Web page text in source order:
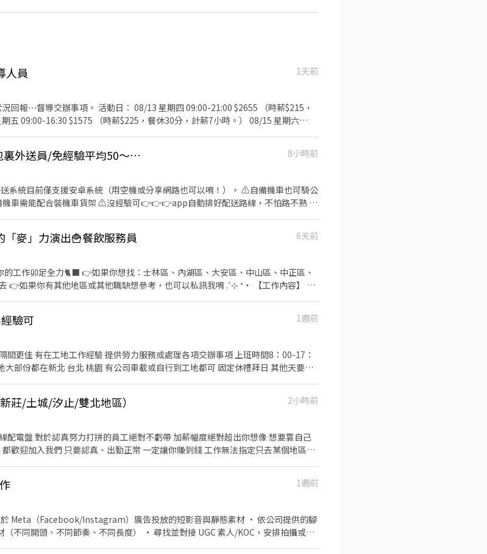
人員
1天前
星期四 09:00-21:00 $2655 （時薪$215，
👍 可週領現💖內湖、汐止🦐蝦皮包裏外送員/免經驗平均50～80K，公司車
8小時前
系統目前僅支援安卓系統（用空機或分享網路也可以唷！）。 ⚠️自備機車也可騎公
車需能配合裝機車貨架 ⚠️沒經驗可👉👉👉app自動排好配送路線，不怕路不熟 ⚠️
命努力送（挑戰極限）：$80,000 ~ $180,000 元 + 額外加碼獎金！
號準時發薪（可匯款/領現），亦可配合【每週領薪】，週週有錢花！
━━━━━━━━━━━━━━━━━ 台北市、新北
和、中和、新店、三重、新莊、樹林、土城、淡水、信義、大同、萬華、松山、中
，馬上幫你保留就近站點！ ━━━━━━━━━━━━━━━━━ 📩
歷（1分鐘完成，快速安排送審）： 👉https://reurl.cc/V292KN 🔒 【隱私防線】
址）錄取前皆可先不填！ ➋加入留言： 👉https://lin.ee/OBnhVN5 私訊留下 ⌜姓
麥」力演出🍟餐飲服務員
6天前
其他地區或其他職缺想參考，也可以私訊我唷 .˚⊹ ⁺‧ 【工作內容】 ‧⁺
） 🗓️ 周一至週日皆需排班 🚫 周六、周日可排休不可固定休 .˚⊹ ⁺‧ 【上班地
北西湖店📍台北市內湖區內湖路一段283號 台
區
安區復興南路二段273號 台北光復店📍台北市大安區光復南路286號 👉中山區
市中山區南京東路三段210之1號 👉中正區 林森二店📍台北市中正
路二段66號 台北館前店📍台北市中正區館前路8號 台北公園店📍台北市中正區公
東路三段135號 台北民權店
店📍台北市松山區南京東路五段162號 台北南京六店📍台北市松山區南京東路四
路二段30號 .˚⊹ ⁺‧ 【超級亮點】 ‧⁺ ⊹˚. 💼 勞保・勞退・
$600/人 📆 國定假日上班享雙倍薪資💥 .˚⊹ ⁺‧ 【 想聯繫我】 ‧⁺ ⊹˚.
加入 🅻🅸🅽🅴：https://lin.ee/8rsUSDv 🤟 留言「姓名＋電話＋截圖職缺」就能聯
驗可
1週前
班時間8：00-17：
莊/土城/汐止/雙北地區）
2小時前
你想像 想要靠自己
只要認真、出勤正常 一定讓你賺到錢 工作無法指定只去某個地區上
1週前
（Facebook/Instagram）廣告投放的短影音與靜態素材 • 依公司提供的腳
同長度） • 尋找並對接 UGC 素人/KOC，安排拍攝或索